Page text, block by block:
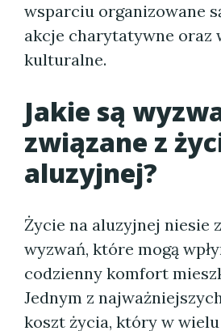
wsparciu organizowane
akcje charytatywne oraz
kulturalne.
Jakie są
związane z
aluzyjnej?
Życie na aluzyjnej niesie
wyzwań, które mogą
codzienny komfort
Jednym z
koszt życia, który w